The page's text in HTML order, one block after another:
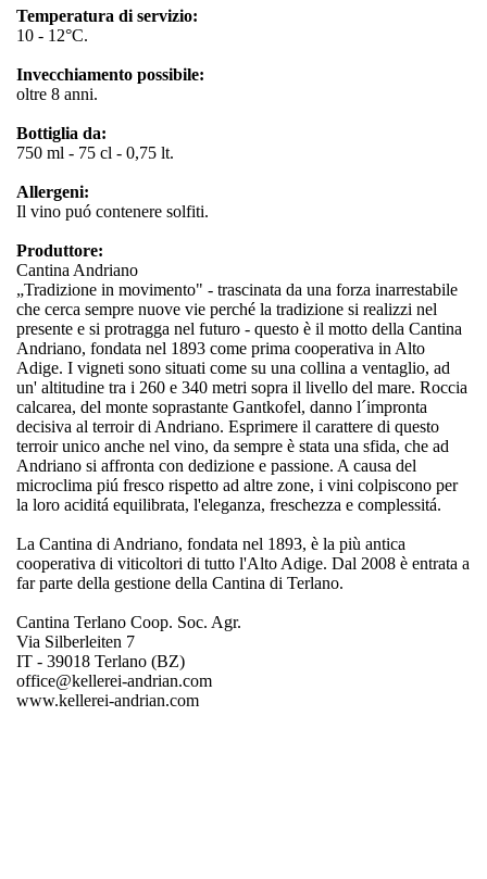
Temperatura di servizio:
10 - 12°C.
Invecchiamento possibile:
oltre 8 anni.
Bottiglia da:
750 ml - 75 cl - 0,75 lt.
Allergeni:
Il vino puó contenere solfiti.
Produttore:
Cantina Andriano
„Tradizione in movimento" - trascinata da una forza inarrestabile
che cerca sempre nuove vie perché la tradizione si realizzi nel
presente e si protragga nel futuro - questo è il motto della Cantina
Andriano, fondata nel 1893 come prima cooperativa in Alto
Adige. I vigneti sono situati come su una collina a ventaglio, ad
un' altitudine tra i 260 e 340 metri sopra il livello del mare. Roccia
calcarea, del monte soprastante Gantkofel, danno l´impronta
decisiva al terroir di Andriano. Esprimere il carattere di questo
terroir unico anche nel vino, da sempre è stata una sfida, che ad
Andriano si affronta con dedizione e passione. A causa del
microclima piú fresco rispetto ad altre zone, i vini colpiscono per
la loro aciditá equilibrata, l'eleganza, freschezza e complessitá.
La Cantina di Andriano, fondata nel 1893, è la più antica
cooperativa di viticoltori di tutto l'Alto Adige. Dal 2008 è entrata a
far parte della gestione della Cantina di Terlano.
Cantina Terlano Coop. Soc. Agr.
Via Silberleiten 7
IT - 39018 Terlano (BZ)
office@kellerei-andrian.com
www.kellerei-andrian.com